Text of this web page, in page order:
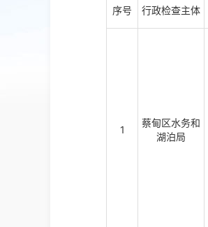
序号 行政检查主体
1
蔡甸区水务和
湖泊局